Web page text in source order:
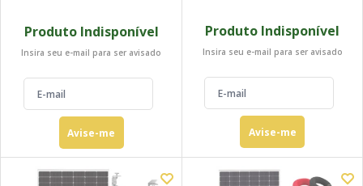
Produto Indisponível
Insira seu e-mail para ser avisado
Avise-me
Produto Indisponível
Insira seu e-mail para ser avisado
Avise-me